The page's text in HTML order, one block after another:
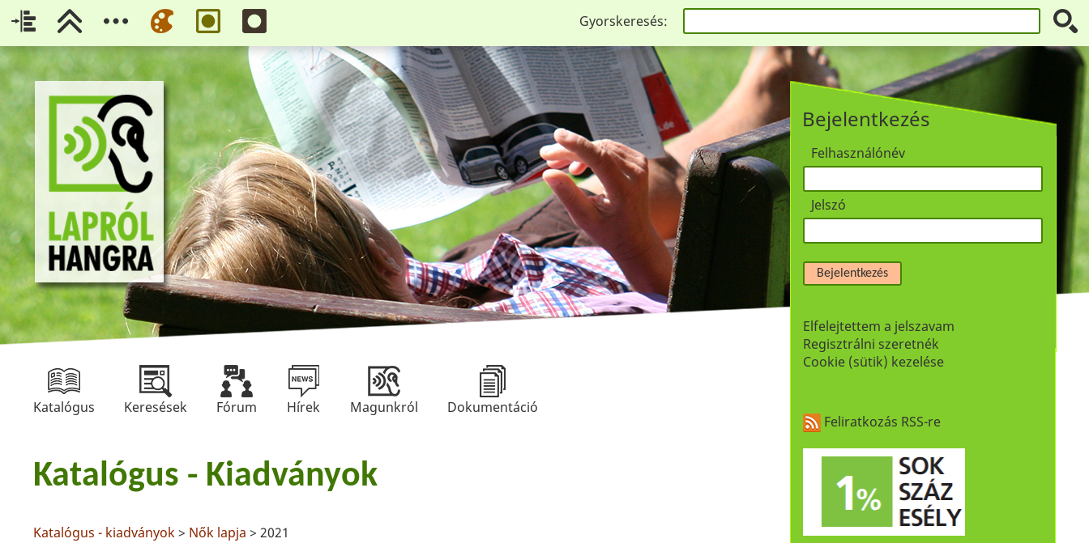
Gyorskeresés:
Bejelentkezés
Felhasználónév
Jelszó
Bejelentkezés
Elfelejtettem a jelszavam
Regisztrálni szeretnék
Cookie (sütik) kezelése
Katalógus Keresések Fórum Hírek Magunkról Dokumentáció
Katalógus - Kiadványok
Katalógus - kiadványok> Nők lapja > 2021
Feliratkozás RSS-re